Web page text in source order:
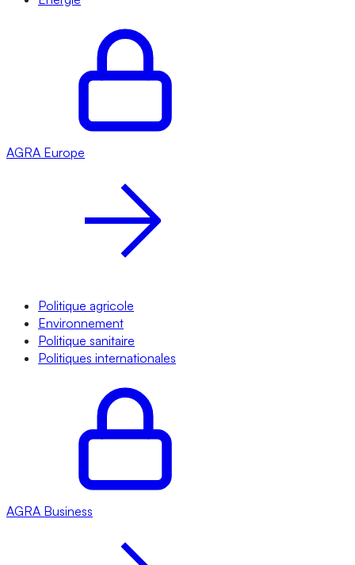
AGRA Europe
Politique agricole
Environnement
Politique sanitaire
Politiques internationales
AGRA Business